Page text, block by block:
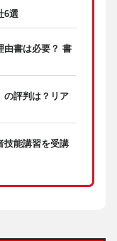
6選
由書は必要？ 書
の評判は？リア
技能講習を受講